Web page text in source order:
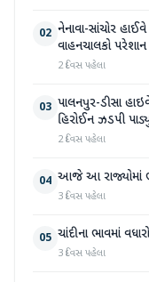
02 નેનાવા-સાંચોર
વાહનચાલકો પરેશાન
2 દિવસ પહેલા
03 પાલનપુર-ડીસા
હિરોઈન ઝડપી
2 દિવસ પહેલા
04 આજે આ રાજ્યોમાં
3 દિવસ પહેલા
05 ચાંદીના ભાવમાં
3 દિવસ પહેલા